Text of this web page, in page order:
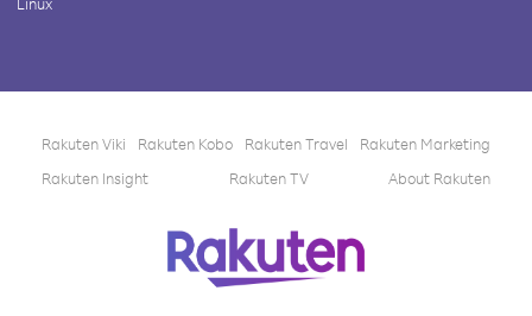
Rakuten Viki Rakuten Kobo Rakuten Travel
Rakuten Marketing
Rakuten Insight
Rakuten TV About Rakuten